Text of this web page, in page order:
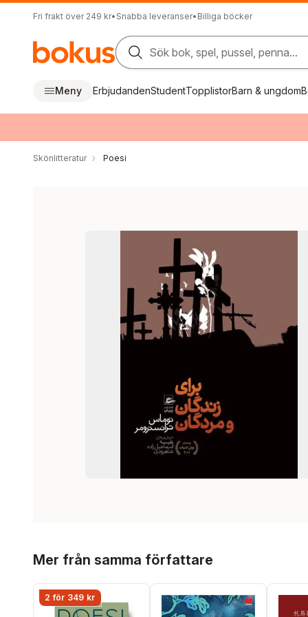
Fri frakt över 249 kr• Snabba leveranser• Billiga böcker
Sök bok, spel, pussel, penna...
Meny ErbjudandenStudentTopplistorBarn & ungdom
Skönlitteratur Poesi
Mer från samma författare
2 för 349 kr